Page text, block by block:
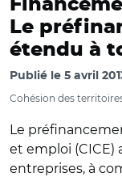
Le
étendu à
Publié le 5 avril
Cohésion des
Le
et emploi
entreprises, à